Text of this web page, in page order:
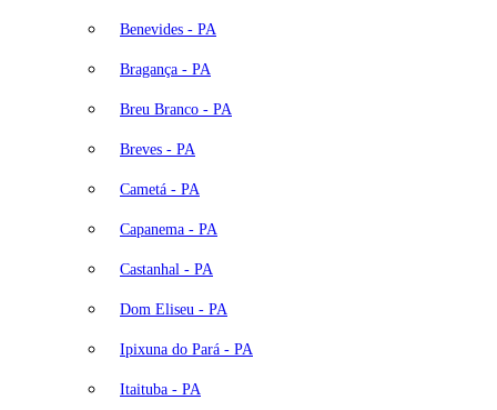
Benevides - PA
Bragança - PA
Breu Branco - PA
Breves - PA
Cametá - PA
Capanema - PA
Castanhal - PA
Dom Eliseu - PA
Ipixuna do Pará - PA
Itaituba - PA